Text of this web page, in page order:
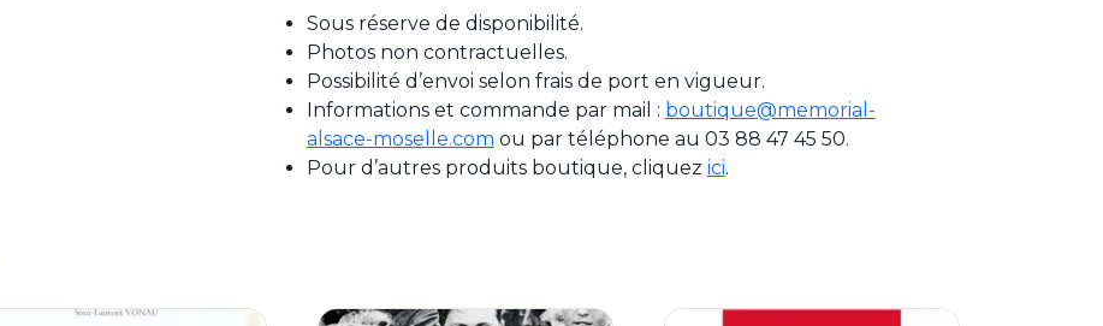
Sous réserve de disponibilité.
Photos non contractuelles.
Possibilité d’envoi selon frais de port en vigueur.
Informations et commande par mail : boutique@memorial-
alsace-moselle.com ou par téléphone au 03 88 47 45 50.
Pour d’autres produits boutique, cliquez ici.